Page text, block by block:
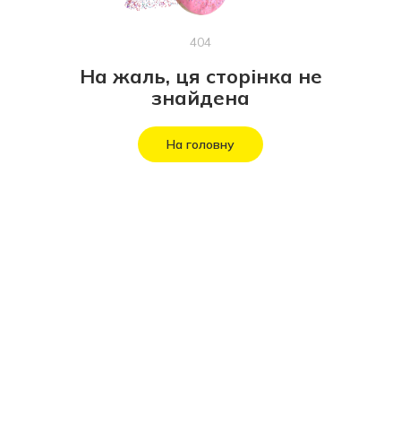
404
На жаль, ця сторінка не
знайдена
На головну